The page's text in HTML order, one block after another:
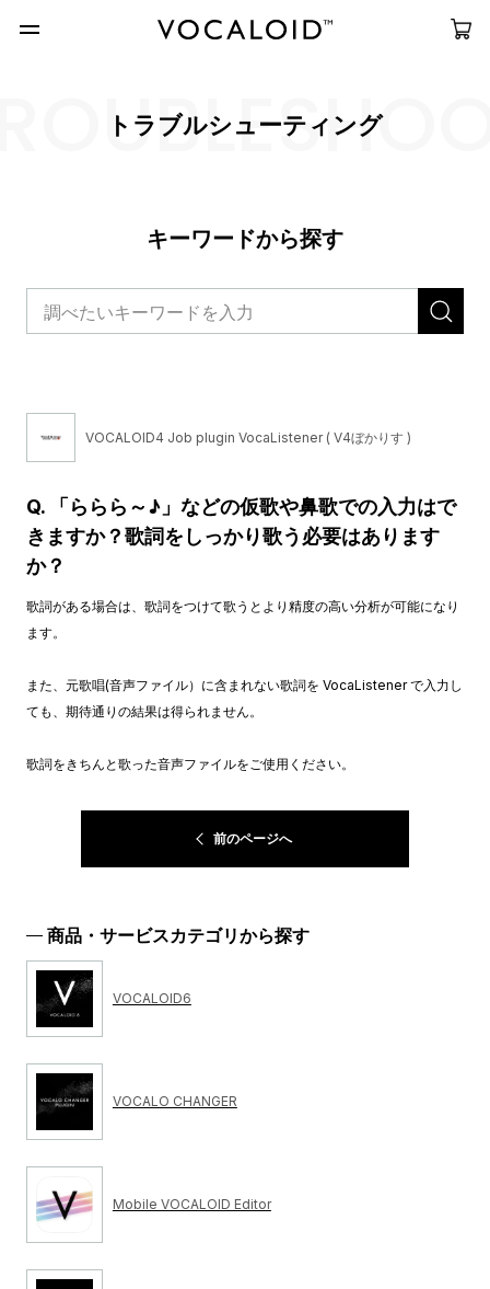
トラブルシューティング
キーワードから探す
VOCALOID4 Job plugin VocaListener ( V4ぼかりす )
Q. 「ららら～♪」などの仮歌や鼻歌での入力はで
きますか？歌詞をしっかり歌う必要はあります
か？
歌詞がある場合は、歌詞をつけて歌うとより精度の高い分析が可能になり
ます。
また、元歌唱(音声ファイル）に含まれない歌詞を VocaListener で入力し
ても、期待通りの結果は得られません。
歌詞をきちんと歌った音声ファイルをご使用ください。
前のページへ
商品・サービスカテゴリから探す
VOCALOID6
VOCALO CHANGER
Mobile VOCALOID Editor